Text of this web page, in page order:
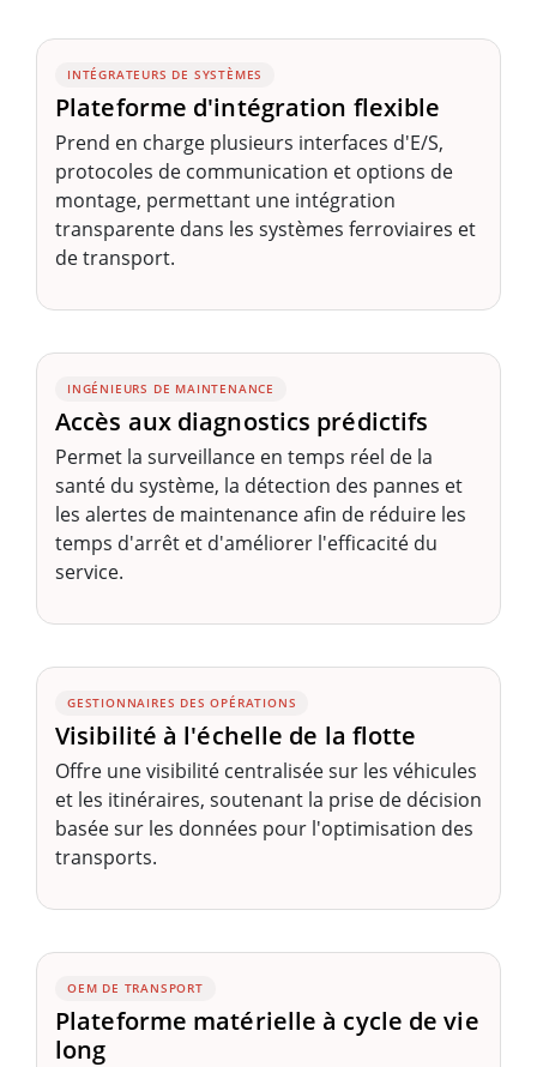
INTÉGRATEURS DE SYSTÈMES
Plateforme d'intégration flexible
Prend en charge plusieurs interfaces d'E/S,
protocoles de communication et options de
montage, permettant une intégration
transparente dans les systèmes ferroviaires et
de transport.
INGÉNIEURS DE MAINTENANCE
Accès aux diagnostics prédictifs
Permet la surveillance en temps réel de la
santé du système, la détection des pannes et
les alertes de maintenance afin de réduire les
temps d'arrêt et d'améliorer l'efficacité du
service.
GESTIONNAIRES DES OPÉRATIONS
Visibilité à l'échelle de la flotte
Offre une visibilité centralisée sur les véhicules
et les itinéraires, soutenant la prise de décision
basée sur les données pour l'optimisation des
transports.
OEM DE TRANSPORT
Plateforme matérielle à cycle de vie
long